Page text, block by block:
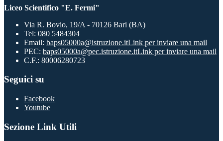
Liceo Scientifico "E. Fermi"
Via R. Bovio, 19/A - 70126 Bari (BA)
Tel: 080 5484304
Email: baps05000a@istruzione.itLink per inviare una mail
PEC: baps05000a@pec.istruzione.itLink per inviare una mail
C.F.: 80006280723
Seguici su
Facebook
Youtube
Sezione Link Utili